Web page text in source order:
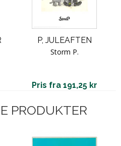
P, JULEAFTEN
Storm P.
Pris fra 191,25 kr
PRODUKTER